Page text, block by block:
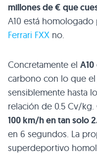
millones de € que
A10 está homologado
Ferrari FXX no.
Concretamente el A10
carbono con lo que
sensiblemente hasta
relación de 0.5 Cv/kg.
100 km/h en tan solo
en 6 segundos. La
superdeportivo